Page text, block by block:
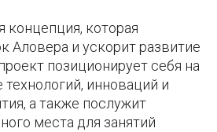
концепция, которая
Аловера и ускорит развитие
позиционирует себя на
технологий, инноваций и
а также послужит
места для занятий